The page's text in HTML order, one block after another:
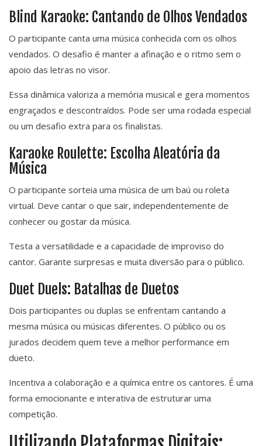
Blind Karaoke: Cantando de Olhos Vendados
O participante canta uma música conhecida com os olhos
vendados. O desafio é manter a afinação e o ritmo sem o
apoio das letras no visor.
Essa dinâmica valoriza a memória musical e gera momentos
engraçados e descontraídos. Pode ser uma rodada especial
ou um desafio extra para os finalistas.
Karaoke Roulette: Escolha Aleatória da
Música
O participante sorteia uma música de um baú ou roleta
virtual. Deve cantar o que sair, independentemente de
conhecer ou gostar da música.
Testa a versatilidade e a capacidade de improviso do
cantor. Garante surpresas e muita diversão para o público.
Duet Duels: Batalhas de Duetos
Dois participantes ou duplas se enfrentam cantando a
mesma música ou músicas diferentes. O público ou os
jurados decidem quem teve a melhor performance em
dueto.
Incentiva a colaboração e a química entre os cantores. É uma
forma emocionante e interativa de estruturar uma
competição.